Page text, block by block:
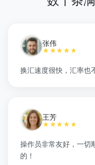
张伟
★★★★★
换汇速度很快，汇率也
王芳
★★★★★
操作员非常友好，一切
的！